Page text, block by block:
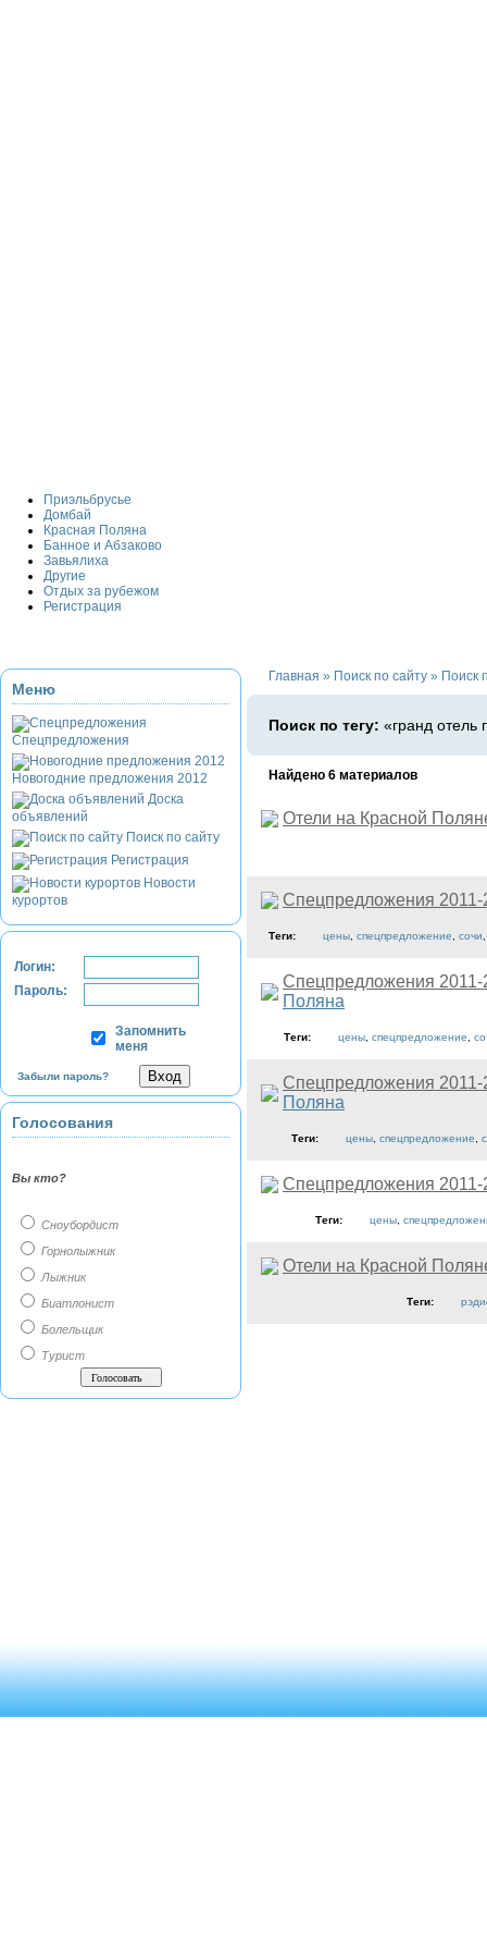
Приэльбрусье
Домбай
Красная Поляна
Банное и Абзаково
Завьялиха
Другие
Отдых за рубежом
Регистрация
Меню
Спецпредложения
Новогодние предложения 2012
Доска
объявлений
Поиск по сайту
Регистрация
Новости
курортов
Логин:
Пароль:
Запомнить
меня
Забыли пароль?
Голосования
Вы кто?
Сноубордист
Горнолыжник
Лыжник
Биатлонист
Болельщик
Турист
Главная » Поиск по сайту » Поиск
Поиск по тегу: «гранд отель
Найдено 6 материалов
Отели на Красной
Спецпредложения 2011-
Теги: цены спецпредложение сочи
Спецпредложения 2011-
Поляна
Теги: цены спецпредложение
Спецпредложения 2011-
Поляна
Теги: цены спецпредложение
Спецпредложения 2011-
Теги: цены
Отели на Красной
Теги: